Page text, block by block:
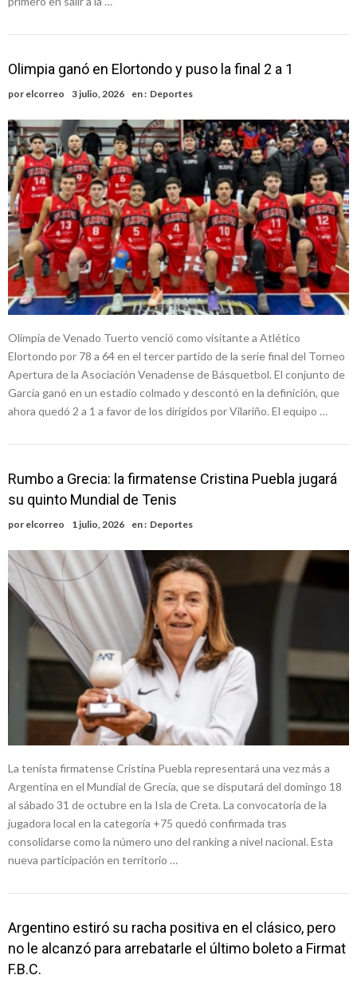
Olimpia ganó en Elortondo y puso la final 2 a 1
por elcorreo 3 julio, 2026 en : Deportes
Olimpia de Venado Tuerto venció como visitante a Atlético
Elortondo por 78 a 64 en el tercer partido de la serie final del Torneo
Apertura de la Asociación Venadense de Básquetbol. El conjunto de
García ganó en un estadio colmado y descontó en la definición, que
ahora quedó 2 a 1 a favor de los dirigidos por Vilariño. El equipo …
Rumbo a Grecia: la firmatense Cristina Puebla jugará
su quinto Mundial de Tenis
por elcorreo 1 julio, 2026 en : Deportes
La tenista firmatense Cristina Puebla representará una vez más a
Argentina en el Mundial de Grecia, que se disputará del domingo 18
al sábado 31 de octubre en la Isla de Creta. La convocatoria de la
jugadora local en la categoría +75 quedó confirmada tras
consolidarse como la número uno del ranking a nivel nacional. Esta
nueva participación en territorio …
Argentino estiró su racha positiva en el clásico, pero
no le alcanzó para arrebatarle el último boleto a Firmat
F.B.C.